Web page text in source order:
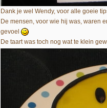
Dank je wel Wendy, voor alle goeie
De mensen, voor wie hij was, waren
gevoel
De taart was toch nog wat te klein